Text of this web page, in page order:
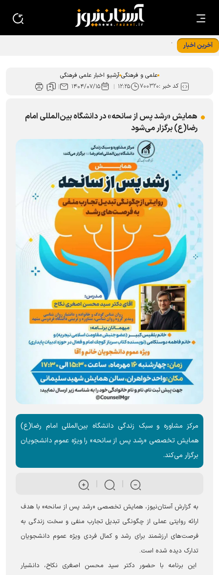
آخرین اخبار کتاب «گاهِ گم‌شدگان» رونمایی شد
علمی و فرهنگی آرشیو اخبار علمی فرهنگی
کد خبر :۷۰۰۳۲۰ ۱۲:۲۵ ۱۴۰۴/۰۷/۱۵
همایش «رشد پس از سانحه» در دانشگاه بین‌المللی امام
رضا(ع) برگزار می‌شود
مرکز مشاوره و سبک زندگی دانشگاه بین‌المللی امام رضا(ع)
همایش تخصصی «رشد پس از سانحه» را ویژه عموم دانشجویان
برگزار می‌‌کند.
به گزارش آستان‌نیوز، همایش تخصصی «رشد پس از سانحه» با هدف
ارائه روایتی عملی از چگونگی تبدیل تجارب منفی و سخت زندگی به
فرصت‌های ارزشمند برای رشد و کمال فردی ویژه عموم دانشجویان
تدارک دیده شده است.
این برنامه با حضور دکتر سید محسن اصغری نکاح، دانشیار